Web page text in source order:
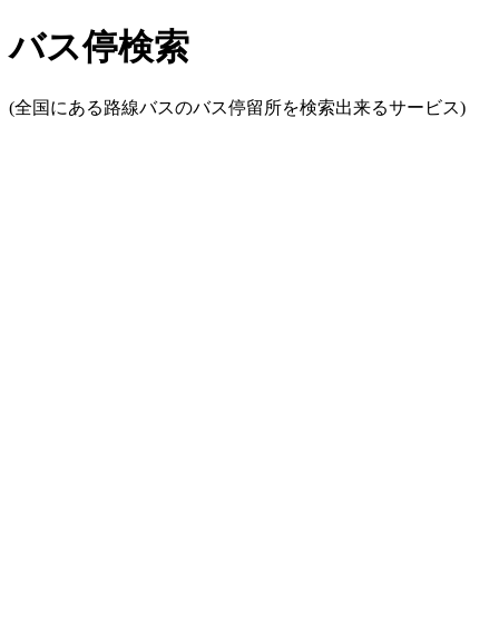
バス停検索
(全国にある路線バスのバス停留所を検索出来るサービス)